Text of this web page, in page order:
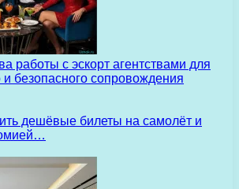
работы с эскорт агентствами для
безопасного сопровождения
дешёвые билеты на самолёт и